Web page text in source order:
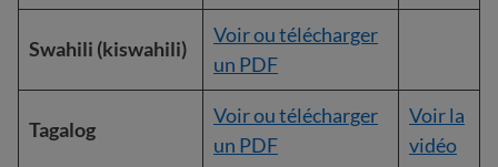
Swahili (kiswahili)
Voir ou télécharger
un PDF
Tagalog
Voir ou télécharger
un PDF
Voir la
vidéo